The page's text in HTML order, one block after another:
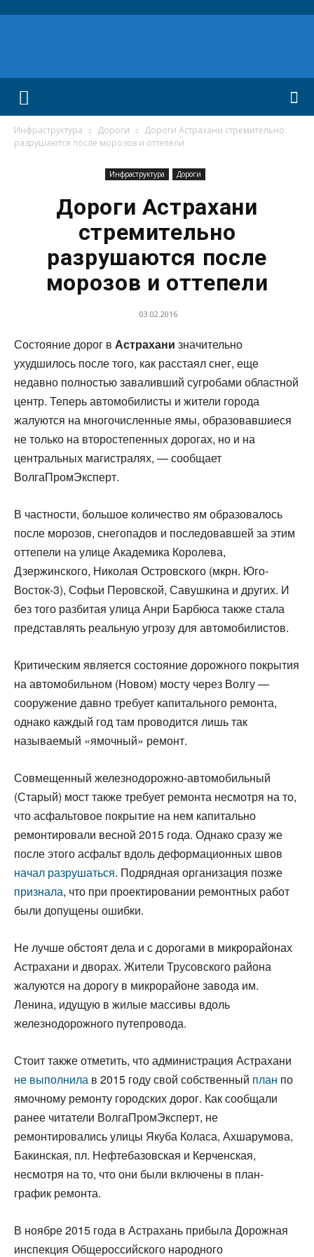
Инфраструктура Дороги
Дороги Астрахани стремительно
разрушаются после морозов и оттепели
Инфраструктура Дороги
Дороги Астрахани
стремительно
разрушаются после
морозов и оттепели
03.02.2016
Состояние дорог в Астрахани значительно
ухудшилось после того, как расстаял снег, еще
недавно полностью заваливший сугробами областной
центр. Теперь автомобилисты и жители города
жалуются на многочисленные ямы, образовавшиеся
не только на второстепенных дорогах, но и на
центральных магистралях, — сообщает
ВолгаПромЭксперт.
В частности, большое количество ям образовалось
после морозов, снегопадов и последовавшей за этим
оттепели на улице Академика Королева,
Дзержинского, Николая Островского (мкрн. Юго-
Восток-3), Софьи Перовской, Савушкина и других. И
без того разбитая улица Анри Барбюса также стала
представлять реальную угрозу для автомобилистов.
Критическим является состояние дорожного покрытия
на автомобильном (Новом) мосту через Волгу —
сооружение давно требует капитального ремонта,
однако каждый год там проводится лишь так
называемый «ямочный» ремонт.
Совмещенный железнодорожно-автомобильный
(Старый) мост также требует ремонта несмотря на то,
что асфальтовое покрытие на нем капитально
ремонтировали весной 2015 года. Однако сразу же
после этого асфальт вдоль деформационных швов
начал разрушаться. Подрядная организация позже
признала, что при проектировании ремонтных работ
были допущены ошибки.
Не лучше обстоят дела и с дорогами в микрорайонах
Астрахани и дворах. Жители Трусовского района
жалуются на дорогу в микрорайоне завода им.
Ленина, идущую в жилые массивы вдоль
железнодорожного путепровода.
Стоит также отметить, что администрация Астрахани
не выполнила в 2015 году свой собственный план по
ямочному ремонту городских дорог. Как сообщали
ранее читатели ВолгаПромЭксперт, не
ремонтировались улицы Якуба Коласа, Ахшарумова,
Бакинская, пл. Нефтебазовская и Керченская,
несмотря на то, что они были включены в план-
график ремонта.
В ноябре 2015 года в Астрахань прибыла Дорожная
инспекция Общероссийского народного